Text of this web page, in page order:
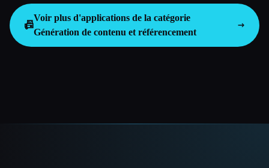
📠
Voir plus d'applications de la catégorie
Génération de contenu et référencement